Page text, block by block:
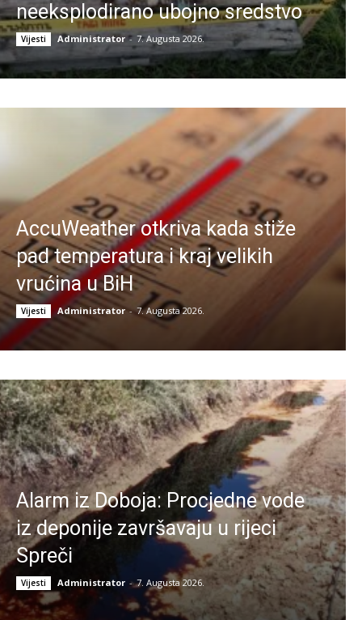
neeksplodirano ubojno sredstvo
Vijesti Administrator - 7. Augusta 2026.
AccuWeather otkriva kada stiže
pad temperatura i kraj velikih
vrućina u BiH
Vijesti Administrator - 7. Augusta 2026.
Alarm iz Doboja: Procjedne vode
iz deponije završavaju u rijeci
Spreči
Vijesti Administrator - 7. Augusta 2026.